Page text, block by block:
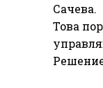
Сачева.
Това